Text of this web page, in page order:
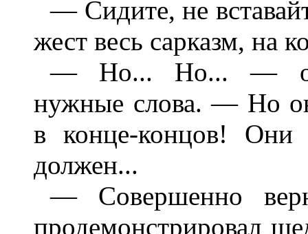
— Сидите, не
жест весь сарказм, на
— Но... Но... — она
нужные слова. — Но
в конце-концов!
должен...
— Совершенно
продемонстрировал